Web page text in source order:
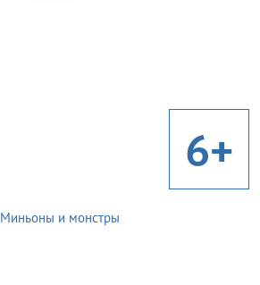
6+
Миньоны и монстры